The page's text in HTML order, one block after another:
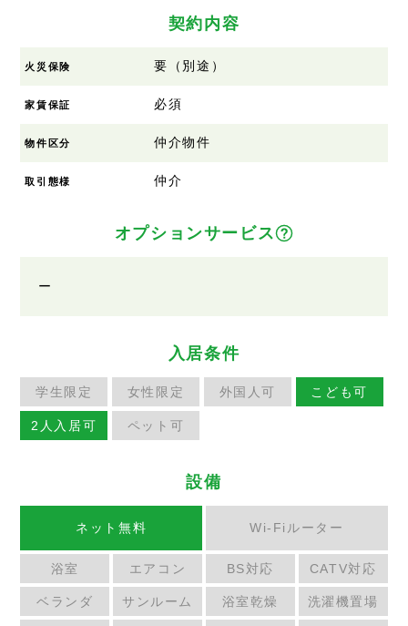
契約内容
火災保険 要（別途）
家賃保証 必須
物件区分 仲介物件
取引態様 仲介
オプションサービス
ー
入居条件
学生限定 女性限定 外国人可 こども可
2人入居可 ペット可
設備
ネット無料 Wi-Fiルーター
浴室 エアコン BS対応 CATV対応
ベランダ サンルーム 浴室乾燥 洗濯機置場